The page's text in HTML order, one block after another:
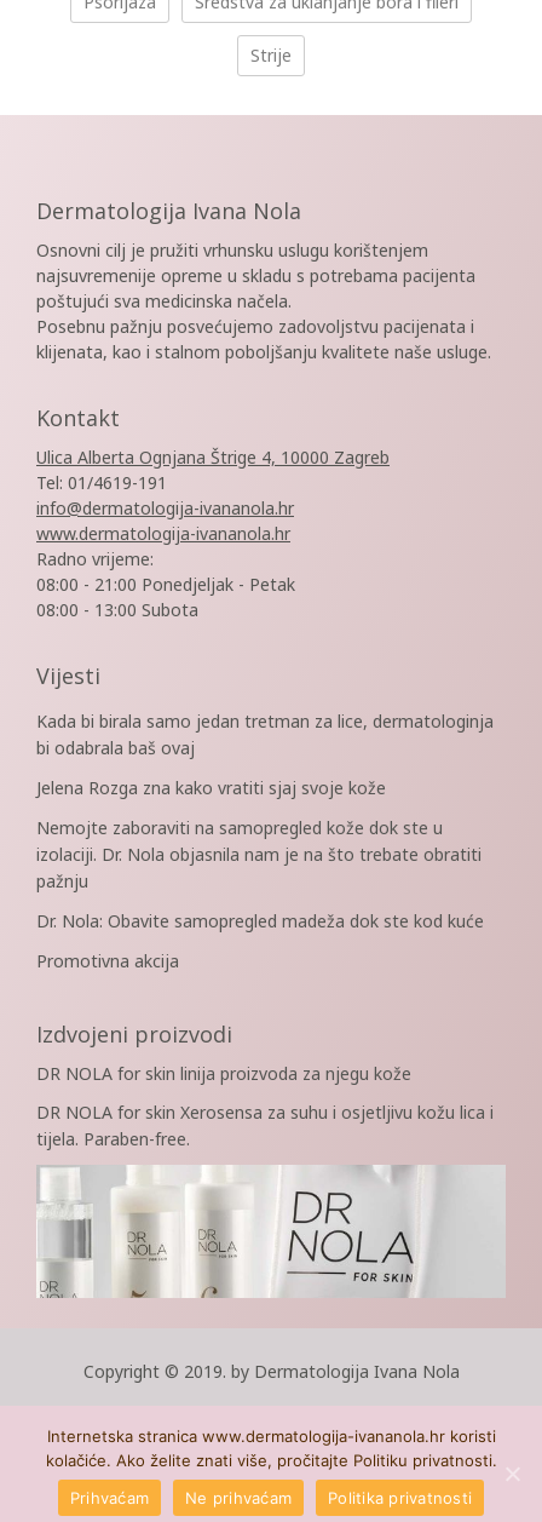
Strije
Dermatologija Ivana Nola
Osnovni cilj je pružiti vrhunsku uslugu korištenjem
najsuvremenije opreme u skladu s potrebama pacijenta
poštujući sva medicinska načela.
Posebnu pažnju posvećujemo zadovoljstvu pacijenata i
klijenata, kao i stalnom poboljšanju kvalitete naše usluge.
Kontakt
Ulica Alberta Ognjana Štrige 4, 10000 Zagreb
Tel: 01/4619-191
info@dermatologija-ivananola.hr
www.dermatologija-ivananola.hr
Radno vrijeme:
08:00 - 21:00 Ponedjeljak - Petak
08:00 - 13:00 Subota
Vijesti
Kada bi birala samo jedan tretman za lice, dermatologinja
bi odabrala baš ovaj
Jelena Rozga zna kako vratiti sjaj svoje kože
Nemojte zaboraviti na samopregled kože dok ste u
izolaciji. Dr. Nola objasnila nam je na što trebate obratiti
pažnju
Dr. Nola: Obavite samopregled madeža dok ste kod kuće
Promotivna akcija
Izdvojeni proizvodi
DR NOLA for skin linija proizvoda za njegu kože
DR NOLA for skin Xerosensa za suhu i osjetljivu kožu lica i
tijela. Paraben-free.
Copyright © 2019. by Dermatologija Ivana Nola
Internetska stranica www.dermatologija-ivananola.hr koristi
kolačiće. Ako želite znati više, pročitajte Politiku privatnosti.
Prihvaćam
Ne prihvaćam Politika privatnosti